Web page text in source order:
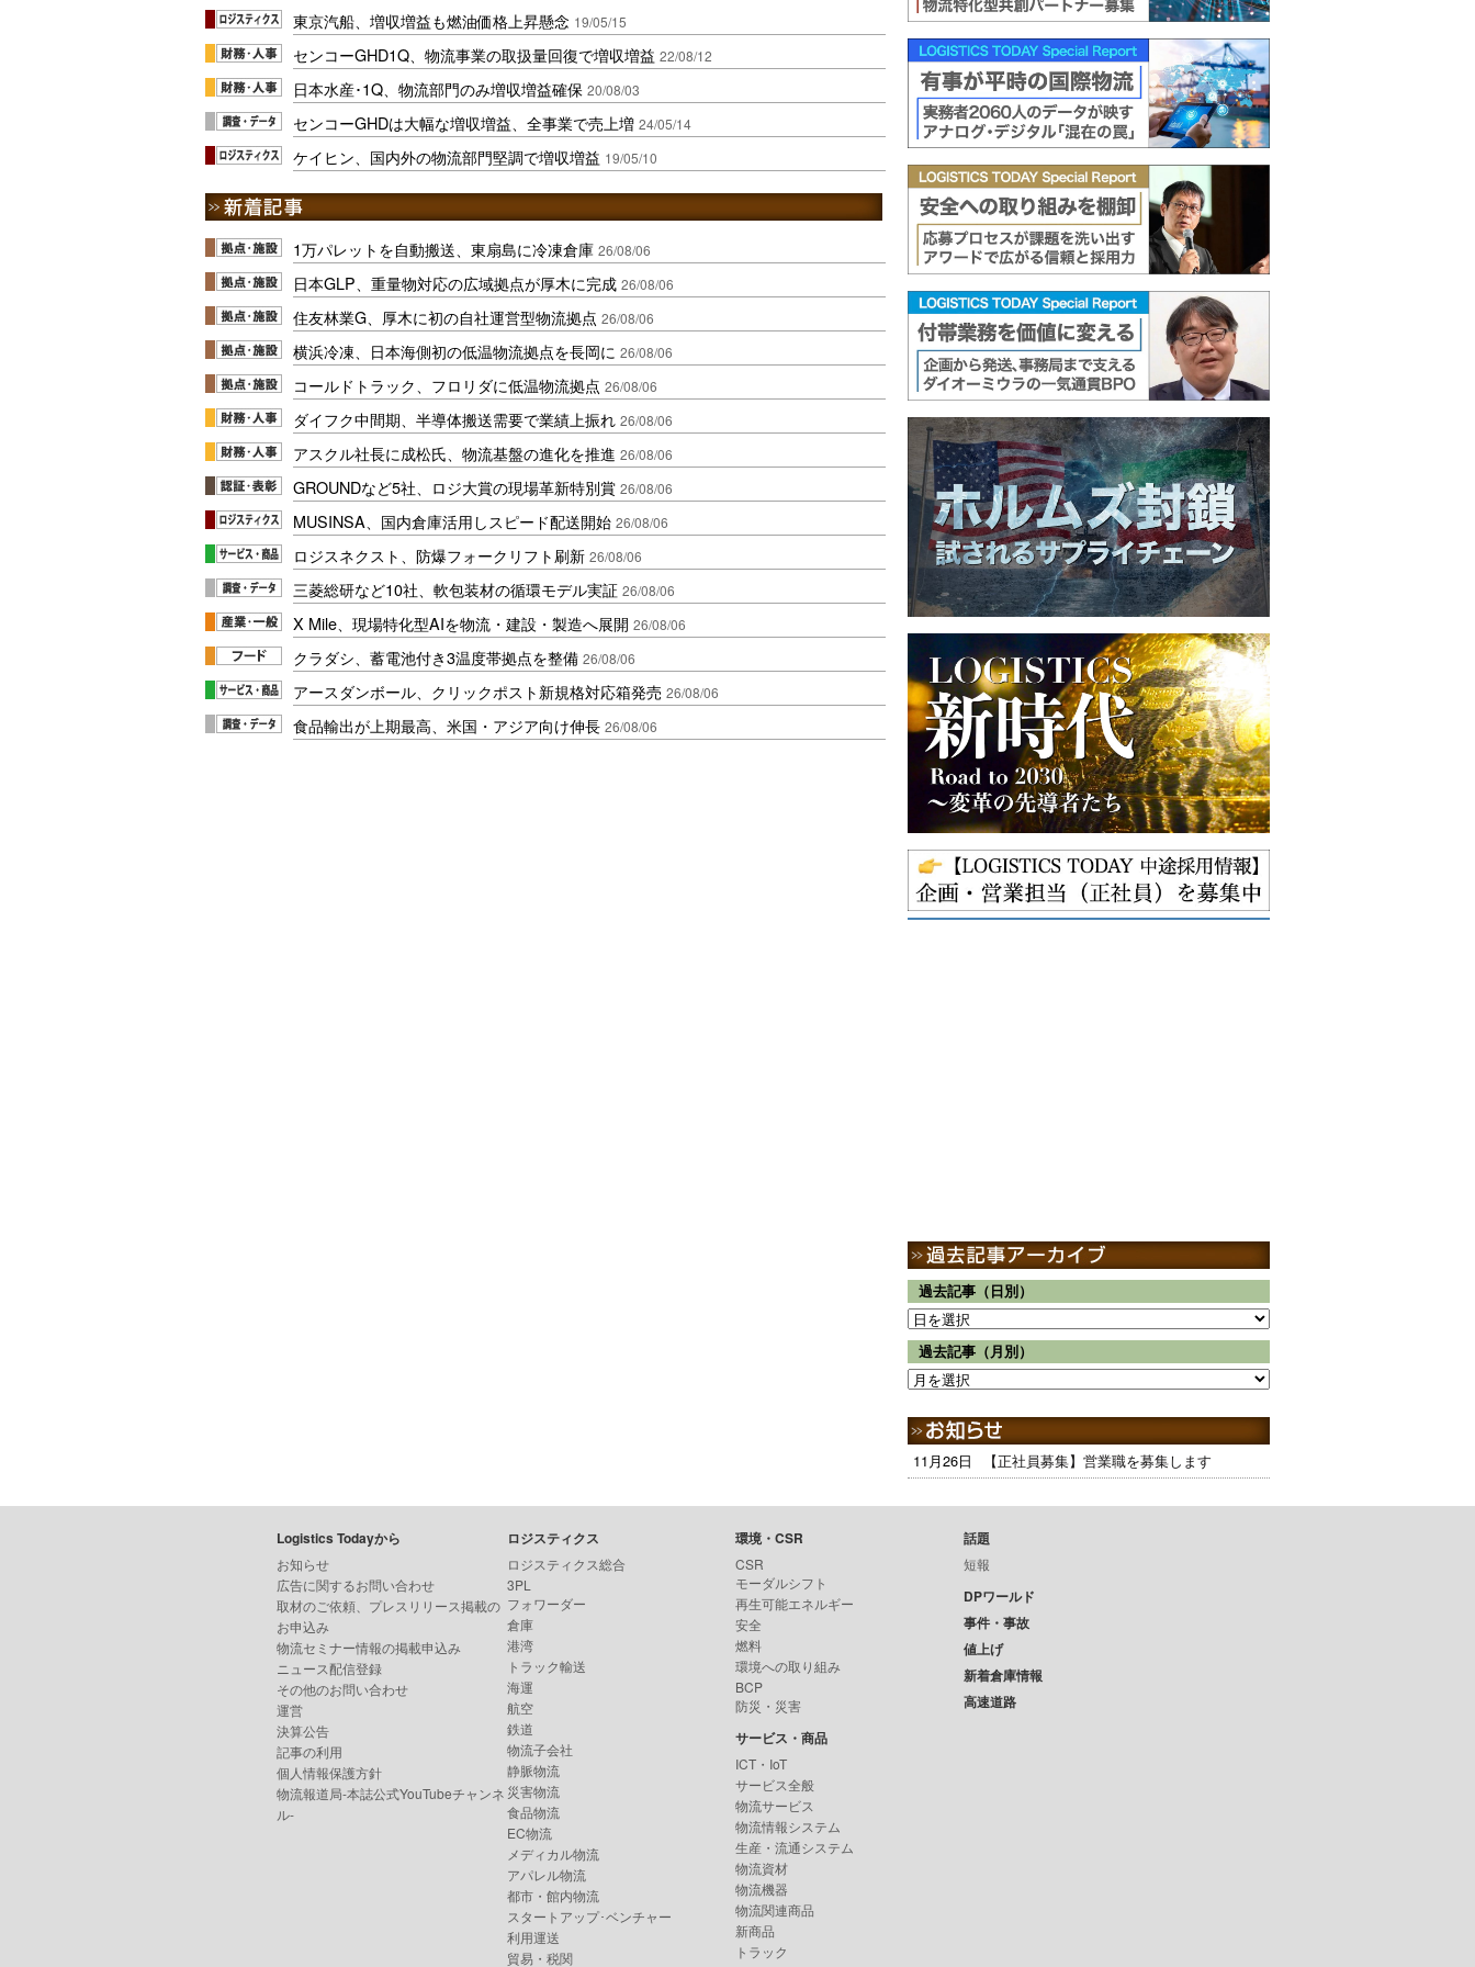
東京汽船、増収増益も燃油価格上昇懸念 19/05/15
センコーGHD1Q、物流事業の取扱量回復で増収増益 22/08/12
日本水産･1Q、物流部門のみ増収増益確保 20/08/03
センコーGHDは大幅な増収増益、全事業で売上増 24/05/14
ケイヒン、国内外の物流部門堅調で増収増益 19/05/10
1万パレットを自動搬送、東扇島に冷凍倉庫 26/08/06
日本GLP、重量物対応の広域拠点が厚木に完成 26/08/06
住友林業G、厚木に初の自社運営型物流拠点 26/08/06
横浜冷凍、日本海側初の低温物流拠点を長岡に 26/08/06
コールドトラック、フロリダに低温物流拠点 26/08/06
ダイフク中間期、半導体搬送需要で業績上振れ 26/08/06
アスクル社長に成松氏、物流基盤の進化を推進 26/08/06
GROUNDなど5社、ロジ大賞の現場革新特別賞 26/08/06
MUSINSA、国内倉庫活用しスピード配送開始 26/08/06
ロジスネクスト、防爆フォークリフト刷新 26/08/06
三菱総研など10社、軟包装材の循環モデル実証 26/08/06
X Mile、現場特化型AIを物流・建設・製造へ展開 26/08/06
クラダシ、蓄電池付き3温度帯拠点を整備 26/08/06
アースダンボール、クリックポスト新規格対応箱発売 26/08/06
食品輸出が上期最高、米国・アジア向け伸長 26/08/06
過去記事（日別）
過去記事（月別）
11月26日 【正社員募集】営業職を募集します
Logistics Todayから
お知らせ
広告に関するお問い合わせ
取材のご依頼、プレスリリース掲載の
お申込み
物流セミナー情報の掲載申込み
ニュース配信登録
その他のお問い合わせ
運営
決算公告
記事の利用
個人情報保護方針
物流報道局-本誌公式YouTubeチャンネ
ル-
ロジスティクス
ロジスティクス総合
3PL
フォワーダー
倉庫
港湾
トラック輸送
海運
航空
鉄道
物流子会社
静脈物流
災害物流
食品物流
EC物流
メディカル物流
アパレル物流
都市・館内物流
スタートアップ･ベンチャー
利用運送
貿易・税関
環境・CSR
CSR
モーダルシフト
再生可能エネルギー
安全
燃料
環境への取り組み
BCP
防災・災害
サービス・商品
ICT・IoT
サービス全般
物流サービス
物流情報システム
生産・流通システム
物流資材
物流機器
物流関連商品
新商品
トラック
話題
短報
DPワールド
事件・事故
値上げ
新着倉庫情報
高速道路